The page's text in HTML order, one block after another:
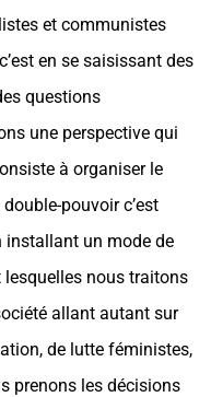
et communistes
en se saisissant des
questions
une perspective qui
à organiser le
pouvoir c’est
installant un mode de
nous traitons
allant autant sur
de lutte féministes,
prenons les décisions